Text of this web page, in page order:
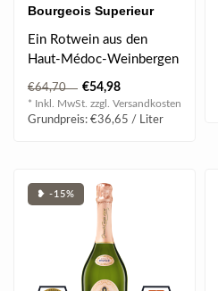
Bourgeois Superieur
AOC 2019 1.5 l
Ein Rotwein aus den
Haut-Médoc-Weinbergen
von Château Cissac,
dessen Coupage s..
€64,70 €54,98
* Inkl. MwSt. zzgl. Versandkosten
Grundpreis: €36,65 / Liter
❥ -15%